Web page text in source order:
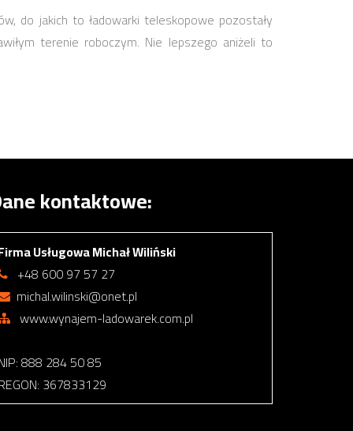
do jakich to ładowarki teleskopowe pozostały
terenie roboczym. Nie lepszego aniżeli to
kontaktowe:
Usługowa Michał Wiliński
+48 600 97 57 27
michal.wilinski@onet.pl
www.wynajem-ladowarek.com.pl
888 284 50 85
367833129